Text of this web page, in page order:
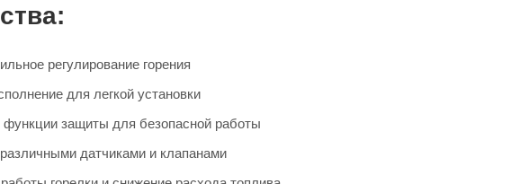
регулирование горения
для легкой установки
защиты для безопасной работы
датчиками и клапанами